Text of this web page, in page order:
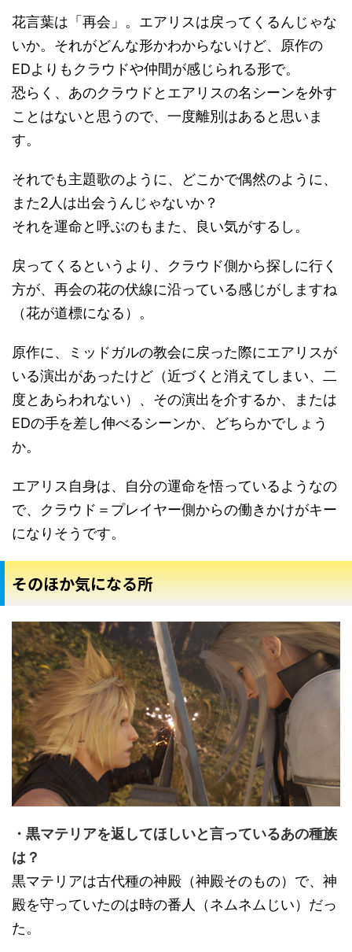
花言葉は「再会」。エアリスは戻ってくるんじゃな
いか。それがどんな形かわからないけど、原作の
EDよりもクラウドや仲間が感じられる形で。
恐らく、あのクラウドとエアリスの名シーンを外す
ことはないと思うので、一度離別はあると思いま
す。
それでも主題歌のように、どこかで偶然のように、
また2人は出会うんじゃないか？
それを運命と呼ぶのもまた、良い気がするし。
戻ってくるというより、クラウド側から探しに行く
方が、再会の花の伏線に沿っている感じがしますね
（花が道標になる）。
原作に、ミッドガルの教会に戻った際にエアリスが
いる演出があったけど（近づくと消えてしまい、二
度とあらわれない）、その演出を介するか、または
EDの手を差し伸べるシーンか、どちらかでしょう
か。
エアリス自身は、自分の運命を悟っているようなの
で、クラウド＝プレイヤー側からの働きかけがキー
になりそうです。
そのほか気になる所
・黒マテリアを返してほしいと言っているあの種族
は？
黒マテリアは古代種の神殿（神殿そのもの）で、神
殿を守っていたのは時の番人（ネムネムじい）だっ
た。